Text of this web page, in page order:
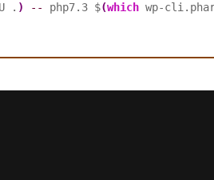
. ) -- php7.3 $(which wp-